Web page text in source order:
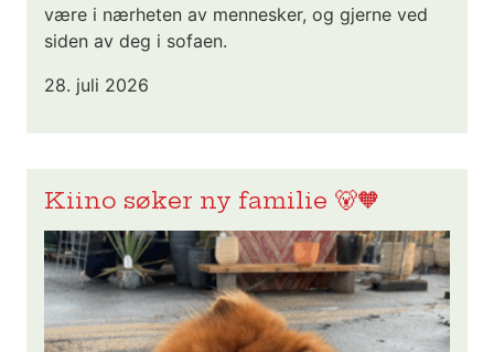
være i nærheten av mennesker, og gjerne ved
siden av deg i sofaen.
28. juli 2026
Kiino søker ny familie 🐻🧡